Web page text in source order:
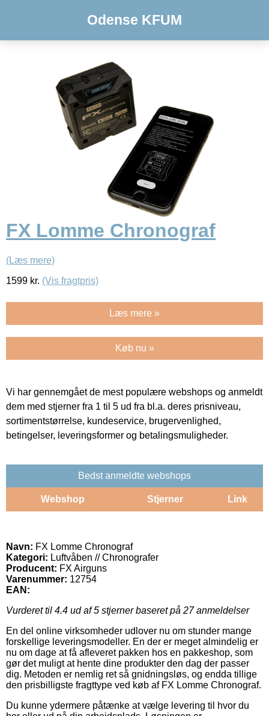
Odense KFUM
FX Lomme Chronograf
(Læs mere)
1599 kr. (Vis fragtpris)
Læs mere »
Køb nu »
Vi har gennemgået de mest populære webshops og anmeldt
dem med stjerner fra 1 til 5 ud fra bl.a. deres prisniveau,
sortimentstørrelse, kundeservice, brugervenlighed,
betingelser, leveringsformer og betalingsmuligheder.
Bedst anmeldte webshops
Webshop Stjerner Link
Navn: FX Lomme Chronograf
Kategori: Luftvåben // Chronografer
Producent: FX Airguns
Varenummer: 12754
EAN:
Vurderet til 4.4 ud af 5 stjerner baseret på 27anmeldelser
En del online virksomheder udlover nu om stunder mange
forskellige leveringsmodeller. En der er meget almindelig er
nu om dage at få afleveret pakken hos en pakkeshop, som
gør det muligt at hente dine produkter den dag der passer
dig. Metoden er nemlig ret så gnidningsløs, og endda tillige
den prisbilligste fragttype ved køb af FX Lomme Chronograf.
Du kunne ydermere påtænke at vælge levering til hvor du